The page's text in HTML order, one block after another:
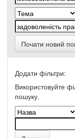
Почати новий
Додати фільтри:
Використовуйте
пошуку.